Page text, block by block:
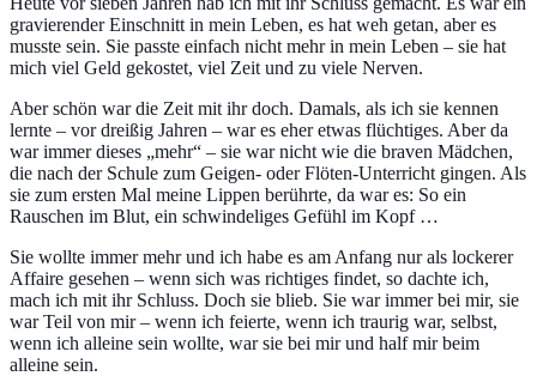
gravierender Einschnitt in mein Leben, es hat weh getan, aber es
musste sein. Sie passte einfach nicht mehr in mein Leben – sie hat
mich viel Geld gekostet, viel Zeit und zu viele Nerven.
Aber schön war die Zeit mit ihr doch. Damals, als ich sie kennen
lernte – vor dreißig Jahren – war es eher etwas flüchtiges. Aber da
war immer dieses „mehr“ – sie war nicht wie die braven Mädchen,
die nach der Schule zum Geigen- oder Flöten-Unterricht gingen. Als
sie zum ersten Mal meine Lippen berührte, da war es: So ein
Rauschen im Blut, ein schwindeliges Gefühl im Kopf …
Sie wollte immer mehr und ich habe es am Anfang nur als lockerer
Affaire gesehen – wenn sich was richtiges findet, so dachte ich,
mach ich mit ihr Schluss. Doch sie blieb. Sie war immer bei mir, sie
war Teil von mir – wenn ich feierte, wenn ich traurig war, selbst,
wenn ich alleine sein wollte, war sie bei mir und half mir beim
alleine sein.